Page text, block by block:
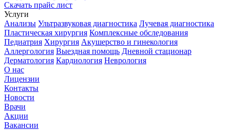
Скачать прайс лист
Услуги
Анализы Ультразвуковая диагностика Лучевая диагностика
Пластическая хирургия Комплексные обследования
Педиатрия Хирургия Акушерство и гинекология
Аллергология Выездная помощь Дневной стационар
Дерматология Кардиология Неврология
О нас
Лицензии
Контакты
Новости
Врачи
Акции
Вакансии